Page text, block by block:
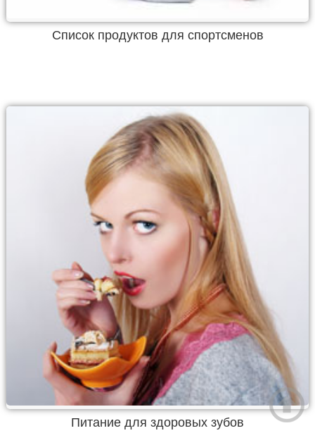
Список продуктов для спортсменов
Питание для здоровых зубов